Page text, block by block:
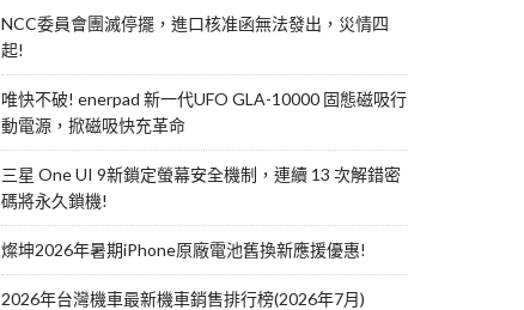
NCC委員會團滅停擺，進口核准函無法發出，災情四
起!
唯快不破! enerpad 新一代UFO GLA-10000 固態磁吸行
動電源，掀磁吸快充革命
三星 One UI 9新鎖定螢幕安全機制，連續 13 次解錯密
碼將永久鎖機!
燦坤2026年暑期iPhone原廠電池舊換新應援優惠!
2026年台灣機車最新機車銷售排行榜(2026年7月)